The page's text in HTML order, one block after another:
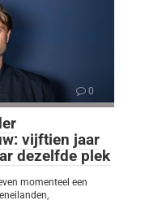
0
vijftien jaar
dezelfde plek
momenteel een